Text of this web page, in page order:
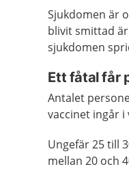
Sjukdomen är
blivit smittad
sjukdomen
Ett fåtal får
Antalet
vaccinet ingår
Ungefär 25 till
mellan 20 och